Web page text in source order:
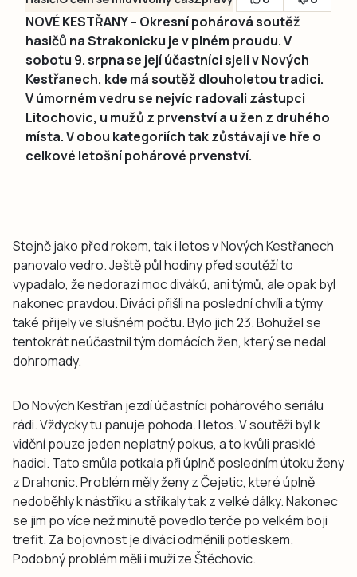
NOVÉ KESTŘANY – Okresní pohárová soutěž
hasičů na Strakonicku je v plném proudu. V
sobotu 9. srpna se její účastníci sjeli v Nových
Kestřanech, kde má soutěž dlouholetou tradici.
V úmorném vedru se nejvíc radovali zástupci
Litochovic, u mužů z prvenství a u žen z druhého
místa. V obou kategoriích tak zůstávají ve hře o
celkové letošní pohárové prvenství.
Stejně jako před rokem, tak i letos v Nových Kestřanech
panovalo vedro. Ještě půl hodiny před soutěží to
vypadalo, že nedorazí moc diváků, ani týmů, ale opak byl
nakonec pravdou. Diváci přišli na poslední chvíli a týmy
také přijely ve slušném počtu. Bylo jich 23. Bohužel se
tentokrát neúčastnil tým domácích žen, který se nedal
dohromady.
Do Nových Kestřan jezdí účastníci pohárového seriálu
rádi. Vždycky tu panuje pohoda. I letos. V soutěži byl k
vidění pouze jeden neplatný pokus, a to kvůli prasklé
hadici. Tato smůla potkala při úplně posledním útoku ženy
z Drahonic. Problém měly ženy z Čejetic, které úplně
nedoběhly k nástřiku a stříkaly tak z velké dálky. Nakonec
se jim po více než minutě povedlo terče po velkém boji
trefit. Za bojovnost je diváci odměnili potleskem.
Podobný problém měli i muži ze Štěchovic.